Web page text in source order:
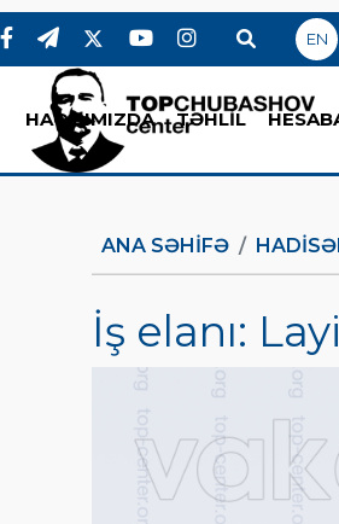
EN
HAQQIMIZDA TƏHLİL
ANA SƏHIFƏ
İş elanı: